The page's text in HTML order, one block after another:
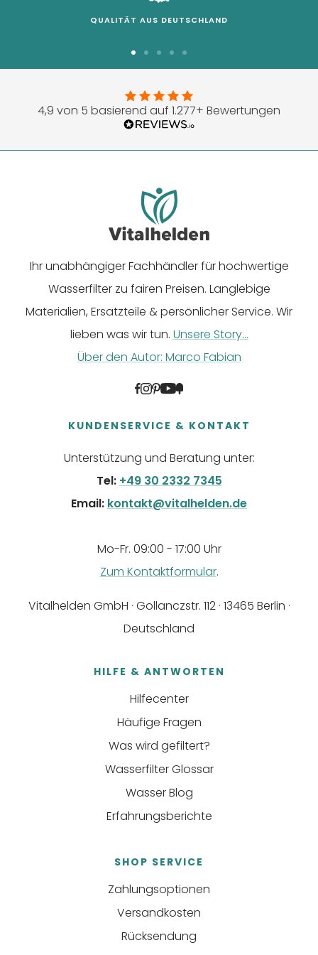
QUALITÄT AUS DEUTSCHLAND
1
gehen
2
gehen
3
gehen
4
gehen
5
gehen
4,9 von 5 basierend auf 1.277+ Bewertungen
Ihr unabhängiger Fachhändler für hochwertige
Wasserfilter zu fairen Preisen. Langlebige
Materialien, Ersatzteile & persönlicher Service. Wir
lieben was wir tun. Unsere Story...
Über den Autor: Marco Fabian
KUNDENSERVICE & KONTAKT
Unterstützung und Beratung unter:
Tel: +49 30 2332 7345
Email: kontakt@vitalhelden.de
Mo-Fr. 09:00 - 17:00 Uhr
Zum Kontaktformular.
Vitalhelden GmbH · Gollanczstr. 112 · 13465 Berlin ·
Deutschland
HILFE & ANTWORTEN
Hilfecenter
Häufige Fragen
Was wird gefiltert?
Wasserfilter Glossar
Wasser Blog
Erfahrungsberichte
SHOP SERVICE
Zahlungsoptionen
Versandkosten
Rücksendung